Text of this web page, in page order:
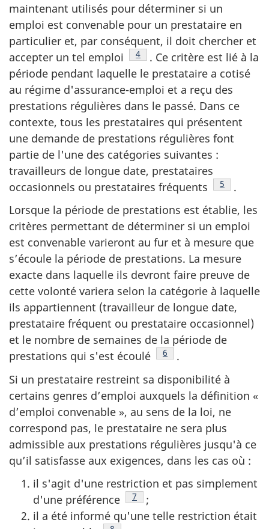
maintenant utilisés pour déterminer si un
emploi est convenable pour un prestataire en
particulier et, par conséquent, il doit chercher et
accepter un tel emploi
Note de bas de page
4
. Ce critère est lié à la
période pendant laquelle le prestataire a cotisé
au régime d'assurance-emploi et a reçu des
prestations régulières dans le passé. Dans ce
contexte, tous les prestataires qui présentent
une demande de prestations régulières font
partie de l'une des catégories suivantes :
travailleurs de longue date, prestataires
occasionnels ou prestataires fréquents
Note de
5
.
Lorsque la période de prestations est établie, les
critères permettant de déterminer si un emploi
est convenable varieront au fur et à mesure que
s’écoule la période de prestations. La mesure
exacte dans laquelle ils devront faire preuve de
cette volonté variera selon la catégorie à laquelle
ils appartiennent (travailleur de longue date,
prestataire fréquent ou prestataire occasionnel)
et le nombre de semaines de la période de
prestations qui s'est écoulé
Note de bas de page
6
.
Si un prestataire restreint sa disponibilité à
certains genres d’emploi auxquels la définition «
d’emploi convenable », au sens de la loi, ne
correspond pas, le prestataire ne sera plus
admissible aux prestations régulières jusqu'à ce
qu’il satisfasse aux exigences, dans les cas où :
il s'agit d'une restriction et pas simplement
d'une préférence
Note de bas de page
7
;
il a été informé qu'une telle restriction était